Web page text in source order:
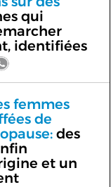
qui
identifiées
femmes
de
des
et un